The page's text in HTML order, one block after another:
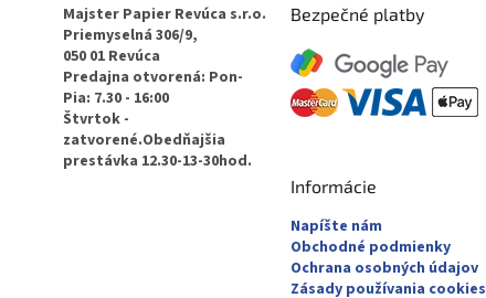
Majster Papier Revúca s.r.o.
Priemyselná 306/9,
050 01 Revúca
Predajna otvorená: Pon-
Pia: 7.30 - 16:00
Štvrtok -
zatvorené.Obedňajšia
prestávka 12.30-13-30hod.
Bezpečné platby
Informácie
Napíšte nám
Obchodné podmienky
Ochrana osobných údajov
Zásady používania cookies